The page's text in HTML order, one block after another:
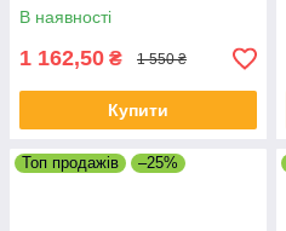
В наявності
1 162,50 ₴ 1 550 ₴
Купити
Топ продажів –25%